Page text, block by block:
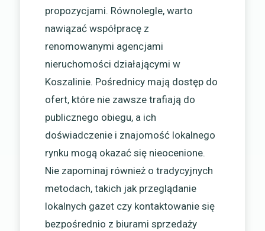
propozycjami. Równolegle, warto
nawiązać współpracę z
renomowanymi agencjami
nieruchomości działającymi w
Koszalinie. Pośrednicy mają dostęp do
ofert, które nie zawsze trafiają do
publicznego obiegu, a ich
doświadczenie i znajomość lokalnego
rynku mogą okazać się nieocenione.
Nie zapominaj również o tradycyjnych
metodach, takich jak przeglądanie
lokalnych gazet czy kontaktowanie się
bezpośrednio z biurami sprzedaży